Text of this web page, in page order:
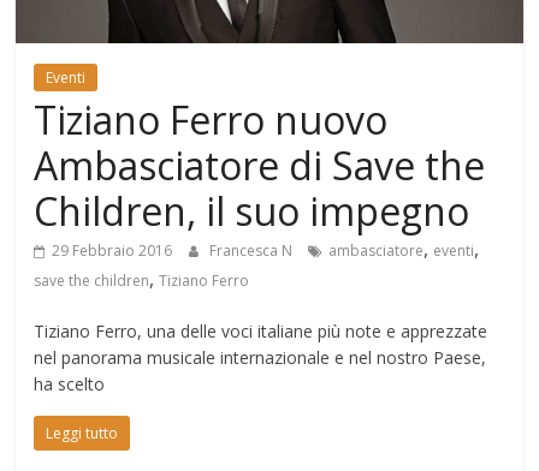
Eventi
Tiziano Ferro nuovo
Ambasciatore di Save the
Children, il suo impegno
29 Febbraio 2016 Francesca N ambasciatore, eventi,
save the children,Tiziano Ferro
Tiziano Ferro, una delle voci italiane più note e apprezzate
nel panorama musicale internazionale e nel nostro Paese,
ha scelto
Leggi tutto